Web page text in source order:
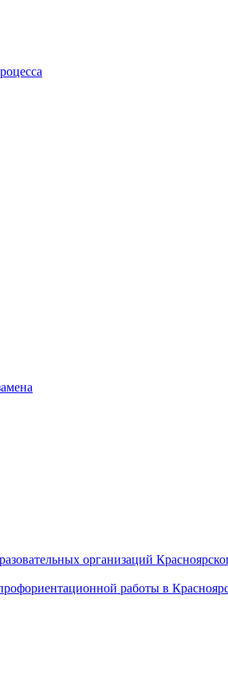
организаций
работы в